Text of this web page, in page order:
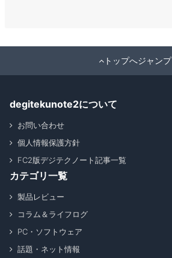
トップへジャンプ
degitekunote2について
お問い合わせ
個人情報保護方針
FC2版デジテクノート記事一覧
カテゴリ一覧
製品レビュー
コラム＆ライフログ
PC・ソフトウェア
話題・ネット情報